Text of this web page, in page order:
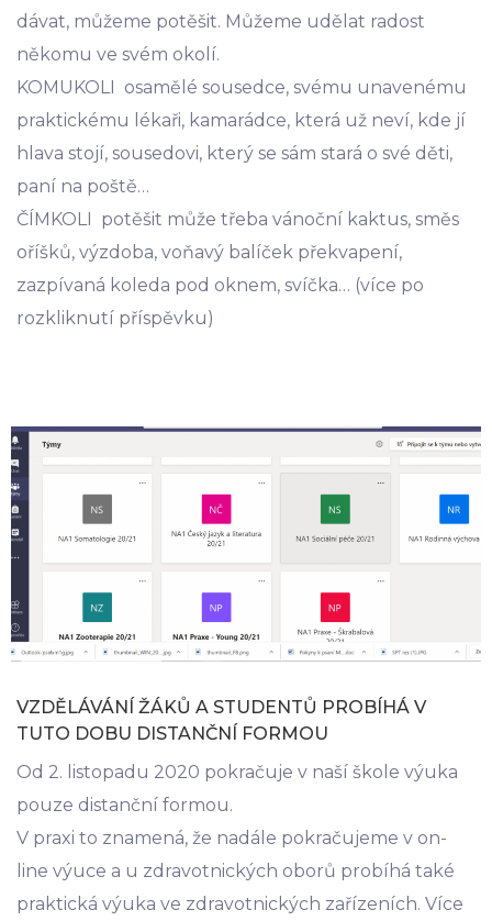
dávat, můžeme potěšit. Můžeme udělat radost
někomu ve svém okolí.
KOMUKOLI osamělé sousedce, svému unavenému
praktickému lékaři, kamarádce, která už neví, kde jí
hlava stojí, sousedovi, který se sám stará o své děti,
paní na poště…
ČÍMKOLI potěšit může třeba vánoční kaktus, směs
oříšků, výzdoba, voňavý balíček překvapení,
zazpívaná koleda pod oknem, svíčka… (více po
rozkliknutí příspěvku)
VZDĚLÁVÁNÍ ŽÁKŮ A STUDENTŮ PROBÍHÁ V
TUTO DOBU DISTANČNÍ FORMOU
Od 2. listopadu 2020 pokračuje v naší škole výuka
pouze distanční formou.
V praxi to znamená, že nadále pokračujeme v on-
line výuce a u zdravotnických oborů probíhá také
praktická výuka ve zdravotnických zařízeních. Více